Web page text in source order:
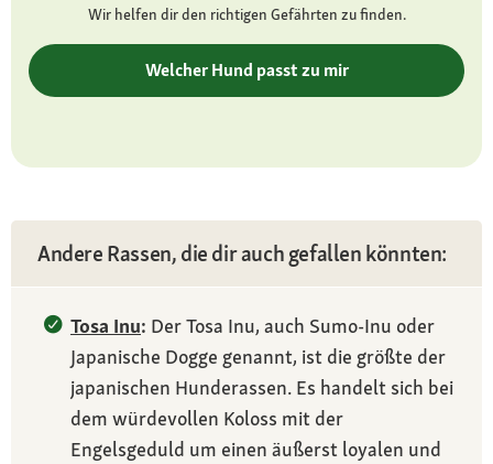
Fell und Farbe:
Schwarz-Weiß, Rot-Weiß, Grau-Weiß und
komplett Weiß; zwei Felltypen: die meisten mit
kurzem Haar – außer an der Rute, manche mit
Besonderheiten:
Charakter
intelligent, temperamentvoll, aktiv,
ausdauernd, lernwillig, loyal und treu, in der
Familie freundlich und bei Fremden eher
reserviert
Pflege:
unkompliziert, gelegentliches Bürsten
Wir helfen dir den richtigen Gefährten zu finden.
Welcher Hund passt zu mir
Andere Rassen, die dir auch gefallen könnten:
Tosa Inu: Der Tosa Inu, auch Sumo-Inu oder
Japanische Dogge genannt, ist die größte der
japanischen Hunderassen. Es handelt sich bei
dem würdevollen Koloss mit der
Engelsgeduld um einen äußerst loyalen und